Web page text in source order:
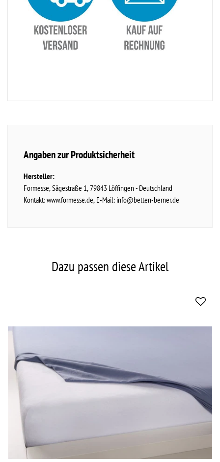
Angaben zur Produktsicherheit
Hersteller:
Formesse Sägestraße 1 79843 Löffingen Deutschland
Kontakt:www.formesse.de E-Mail: info@betten-berner.de
Dazu passen diese Artikel